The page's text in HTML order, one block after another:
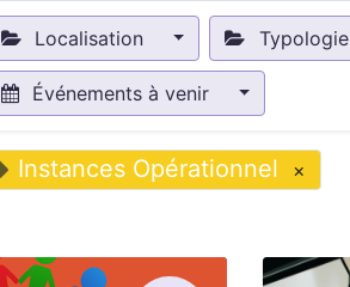
Localisation Typologie
Événements à venir
Instances Opérationnel ×